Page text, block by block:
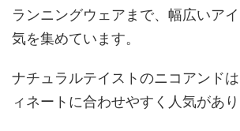
ランニングウェアまで、幅広いア
気を集めています。
ナチュラルテイストのニコアンド
ィネートに合わせやすく人気があり